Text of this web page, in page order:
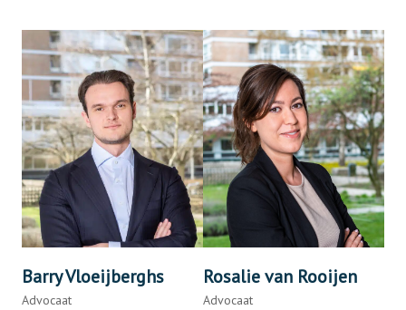
Barry Vloeijberghs
Advocaat
Rosalie van Rooijen
Advocaat